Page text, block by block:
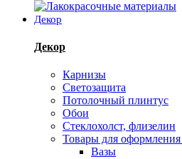
Декор
Декор
Карнизы
Светозащита
Потолочный плинтус
Обои
Стеклохолст, флизелин
Товары для оформления
Вазы